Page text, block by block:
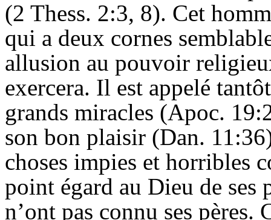
(2 Thess. 2:3, 8). Cet
qui a deux cornes
allusion au pouvoir
exercera. Il est appelé
grands miracles (Apoc.
son bon plaisir (Dan. 11:
choses impies et horribles
point égard au Dieu de ses
n’ont pas connu ses pères.